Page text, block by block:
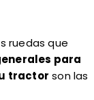
ruedas que
para
tractor son las